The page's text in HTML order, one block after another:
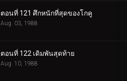
ตอนที่ 121 ศึกหนักที่สุดของโกคู
Aug. 03, 1988
ตอนที่ 122 เดิมพันสุดท้าย
Aug. 10, 1988